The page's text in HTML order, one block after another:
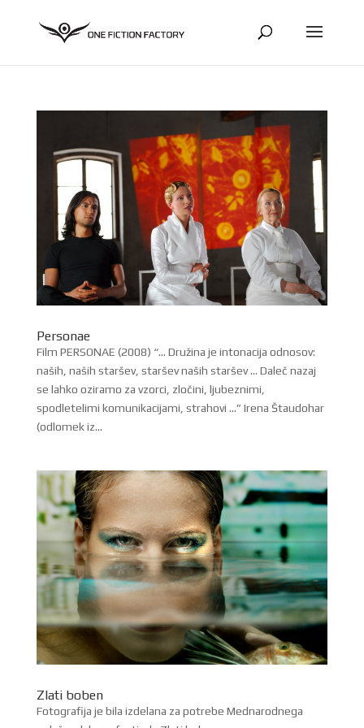
Personae
Film PERSONAE (2008) “… Družina je intonacija odnosov:
naših, naših staršev, staršev naših staršev … Daleč nazaj
se lahko oziramo za vzorci, zločini, ljubeznimi,
spodletelimi komunikacijami, strahovi …” Irena Štaudohar
(odlomek iz...
Zlati boben
Fotografija je bila izdelana za potrebe Mednarodnega